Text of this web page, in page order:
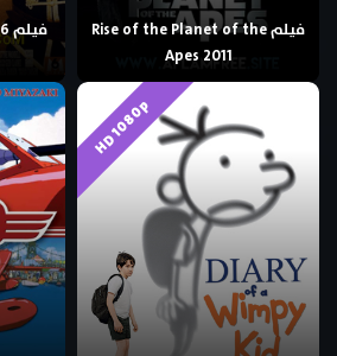
فيلم Rise of the Planet of the
Apes 2011
HD 1080p